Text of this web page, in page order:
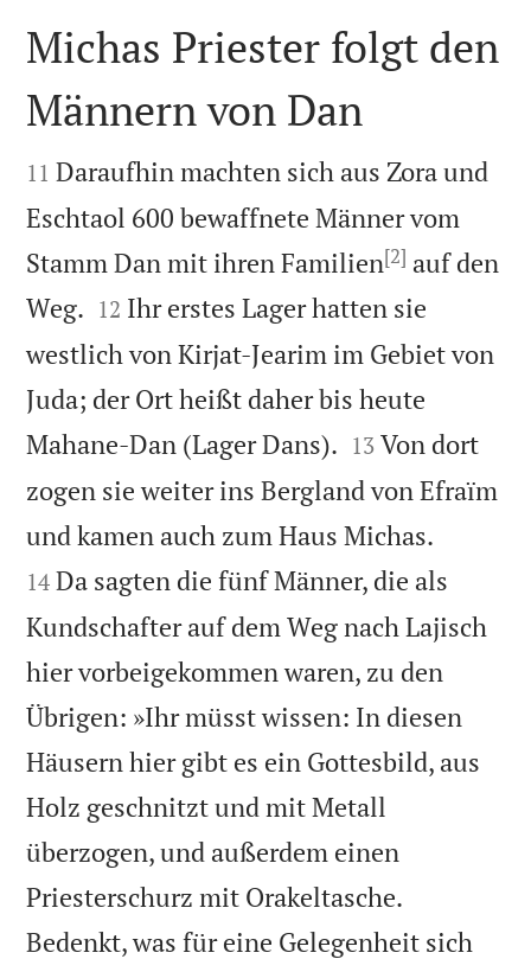

Michas Priester folgt den
Männern von Dan

11 Daraufhin machten sich aus Zora und
Eschtaol 600 bewaffnete Männer vom
Stamm Dan mit ihren Familien[2] auf den
Weg. 

12 Ihr erstes Lager hatten sie
westlich von Kirjat-Jearim im Gebiet von
Juda; der Ort heißt daher bis heute
Mahane-Dan (Lager Dans). 

13 Von dort
zogen sie weiter ins Bergland von Efraïm
und kamen auch zum Haus Michas.
14 Da sagten die fünf Männer, die als
Kundschafter auf dem Weg nach Lajisch
hier vorbeigekommen waren, zu den
Übrigen: »Ihr müsst wissen: In diesen
Häusern hier gibt es ein Gottesbild, aus
Holz geschnitzt und mit Metall
überzogen, und außerdem einen
Priesterschurz mit Orakeltasche.
Bedenkt, was für eine Gelegenheit sich